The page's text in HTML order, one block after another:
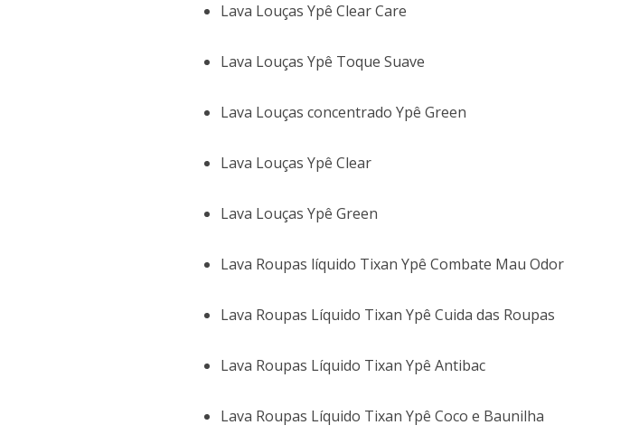
Lava Louças Ypê Clear Care
Lava Louças Ypê Toque Suave
Lava Louças concentrado Ypê Green
Lava Louças Ypê Clear
Lava Louças Ypê Green
Lava Roupas líquido Tixan Ypê Combate Mau Odor
Lava Roupas Líquido Tixan Ypê Cuida das Roupas
Lava Roupas Líquido Tixan Ypê Antibac
Lava Roupas Líquido Tixan Ypê Coco e Baunilha